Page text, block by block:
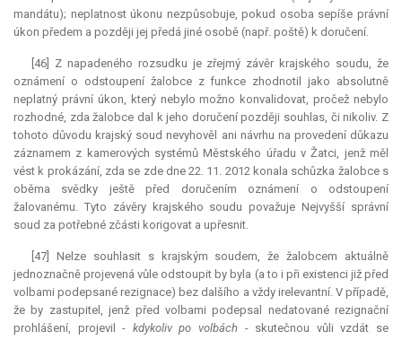
mandátu); neplatnost úkonu nezpůsobuje, pokud osoba sepíše právní
úkon předem a později jej předá jiné osobě (např. poště) k doručení.
[46] Z napadeného rozsudku je zřejmý závěr krajského soudu, že
oznámení o odstoupení žalobce z funkce zhodnotil jako absolutně
neplatný právní úkon, který nebylo možno konvalidovat, pročež nebylo
rozhodné, zda žalobce dal k jeho doručení později souhlas, či nikoliv. Z
tohoto důvodu krajský soud nevyhověl ani návrhu na provedení důkazu
záznamem z kamerových systémů Městského úřadu v Žatci, jenž měl
vést k prokázání, zda se zde dne 22. 11. 2012 konala schůzka žalobce s
oběma svědky ještě před doručením oznámení o odstoupení
žalovanému. Tyto závěry krajského soudu považuje Nejvyšší správní
soud za potřebné zčásti korigovat a upřesnit.
[47] Nelze souhlasit s krajským soudem, že žalobcem aktuálně
jednoznačně projevená vůle odstoupit by byla (a to i při existenci již před
volbami podepsané rezignace) bez dalšího a vždy irelevantní. V případě,
že by zastupitel, jenž před volbami podepsal nedatované rezignační
prohlášení, projevil - kdykoliv po volbách - skutečnou vůli vzdát se